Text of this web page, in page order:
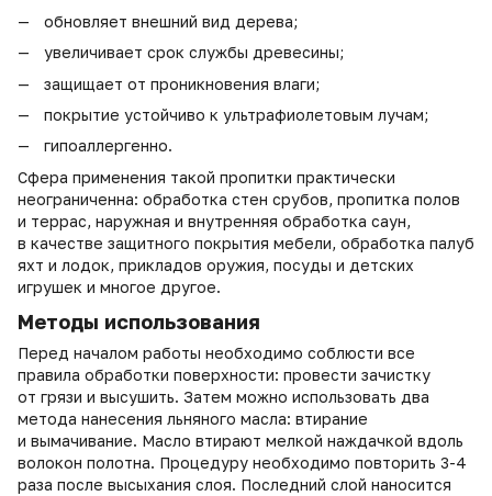
обновляет внешний вид дерева;
увеличивает срок службы древесины;
защищает от проникновения влаги;
покрытие устойчиво к ультрафиолетовым лучам;
гипоаллергенно.
Сфера применения такой пропитки практически
неограниченна: обработка стен срубов, пропитка полов
и террас, наружная и внутренняя обработка саун,
в качестве защитного покрытия мебели, обработка палуб
яхт и лодок, прикладов оружия, посуды и детских
игрушек и многое другое.
Методы использования
Перед началом работы необходимо соблюсти все
правила обработки поверхности: провести зачистку
от грязи и высушить. Затем можно использовать два
метода нанесения льняного масла: втирание
и вымачивание. Масло втирают мелкой наждачкой вдоль
волокон полотна. Процедуру необходимо повторить 3-4
раза после высыхания слоя. Последний слой наносится